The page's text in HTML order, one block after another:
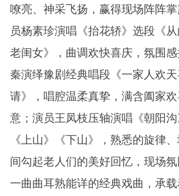
嘹亮、神采飞扬，赢得现场阵阵
员杨素珍演唱《抬花轿》选段《
老闺女》，曲调欢快喜庆，氛围
秦演绎豫剧经典唱段《一家人欢
请》，唱腔温柔真挚，满含阖家
意；演员王凤枝压轴演唱《朝阳
《上山》《下山》，熟悉的旋律
间勾起老人们的美好回忆，现场氛
一曲曲耳熟能详的经典戏曲，承载